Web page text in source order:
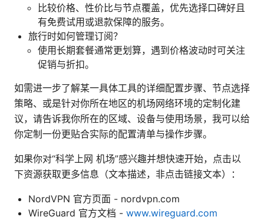
比较价格、性价比与节点覆盖，优先选择口碑好且
有免费试用或退款保障的服务。
旅行时如何管理订阅？
使用长期套餐通常更划算，遇到价格波动时可关注
促销与折扣。
如需进一步了解某一具体工具的详细配置步骤、节点选择
策略、或是针对你所在地区的机场网络环境的定制化建
议，请告诉我你所在的区域、设备与使用场景，我可以给
你定制一份更贴合实际的配置清单与操作步骤。
如果你对“科学上网 机场”感兴趣并想快速开始，点击以
下资源获取更多信息（文本描述，非点击链接文本）：
NordVPN 官方页面 - nordvpn.com
WireGuard 官方文档 - www.wireguard.com